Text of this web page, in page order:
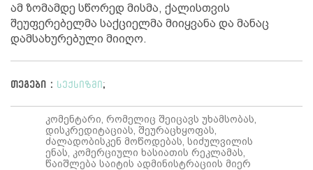
ამ ზომამდე სწორედ მისმა, ქალისთვის
შეუფერებელმა საქციელმა მიიყვანა და მანაც
დამსახურებული მიიღო.
თეგები : სექსიზმი ;
კომენტარი, რომელიც შეიცავს უხამსობას,
დისკრედიტაციას, შეურაცხყოფას,
ძალადობისკენ მოწოდებას, სიძულვილის
ენას, კომერციული ხასიათის რეკლამას,
წაიშლება საიტის ადმინისტრაციის მიერ